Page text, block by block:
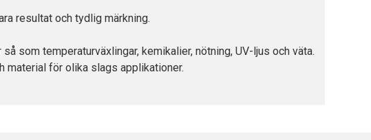
resultat och tydlig märkning.
som temperaturväxlingar, kemikalier, nötning, UV-ljus och väta.
material för olika slags applikationer.